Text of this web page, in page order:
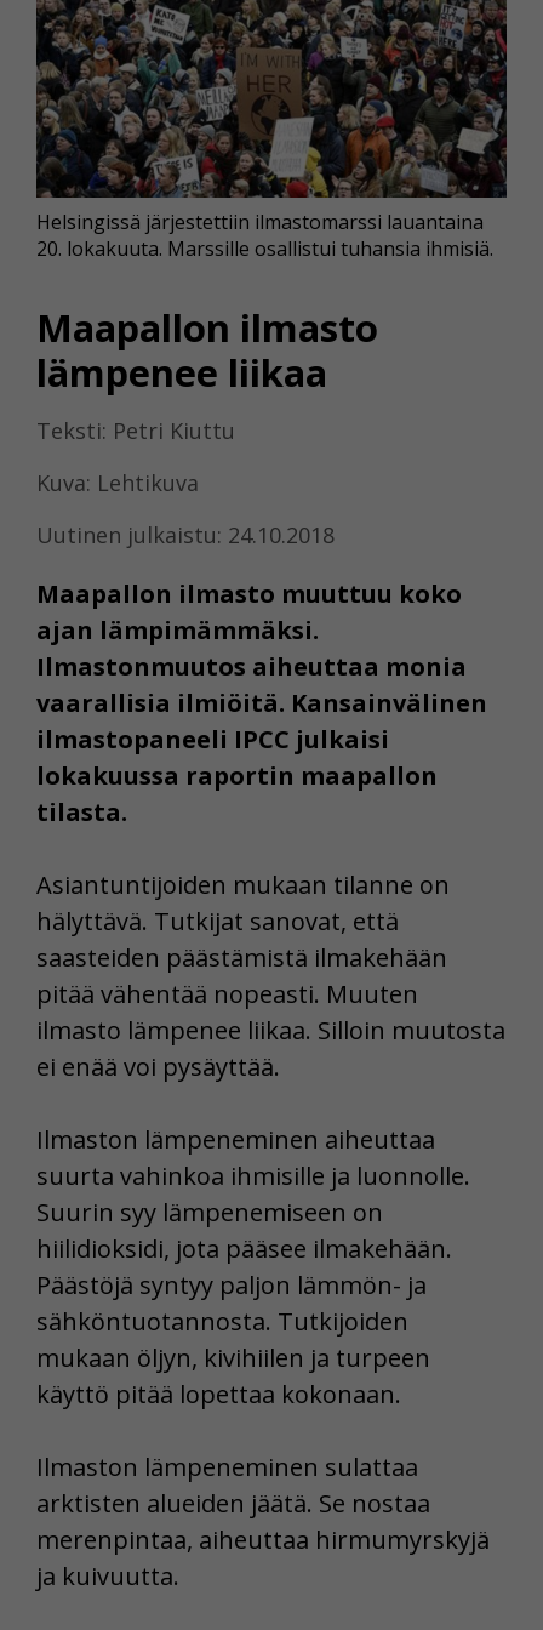
Maapallon ilmasto
lämpenee liikaa
Teksti: Petri Kiuttu
Kuva: Lehtikuva
Uutinen julkaistu: 24.10.2018
Maapallon ilmasto muuttuu koko
ajan lämpimämmäksi.
Ilmastonmuutos aiheuttaa monia
vaarallisia ilmiöitä. Kansainvälinen
ilmastopaneeli IPCC julkaisi
lokakuussa raportin maapallon
tilasta.
Helsingissä järjestettiin ilmastomarssi lauantaina
20. lokakuuta. Marssille osallistui tuhansia ihmisiä.
Asiantuntijoiden mukaan tilanne on
hälyttävä. Tutkijat sanovat, että
saasteiden päästämistä ilmakehään
pitää vähentää nopeasti. Muuten
ilmasto lämpenee liikaa. Silloin muutosta
ei enää voi pysäyttää.
Ilmaston lämpeneminen aiheuttaa
suurta vahinkoa ihmisille ja luonnolle.
Suurin syy lämpenemiseen on
hiilidioksidi, jota pääsee ilmakehään.
Päästöjä syntyy paljon lämmön- ja
sähköntuotannosta. Tutkijoiden
mukaan öljyn, kivihiilen ja turpeen
käyttö pitää lopettaa kokonaan.
Ilmaston lämpeneminen sulattaa
arktisten alueiden jäätä. Se nostaa
merenpintaa, aiheuttaa hirmumyrskyjä
ja kuivuutta.